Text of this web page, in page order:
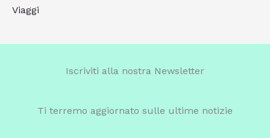
Viaggi
Iscriviti alla nostra Newsletter
Ti terremo aggiornato sulle ultime notizie